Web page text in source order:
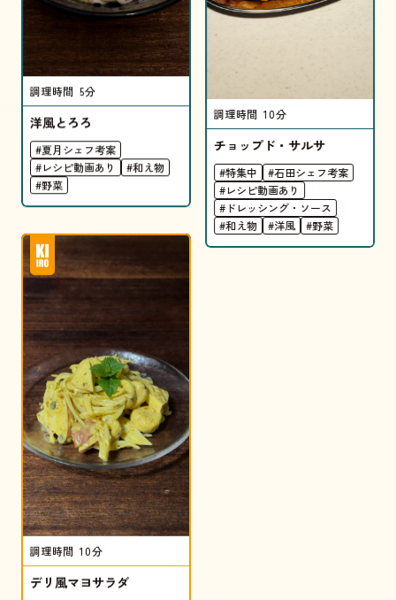
調理時間 5分
洋風とろろ
#夏月シェフ考案
#レシピ動画あり
#和え物
#野菜
調理時間 10分
チョップド・サルサ
#特集中
#石田シェフ考案
#レシピ動画あり
#ドレッシング・ソース
#和え物
#洋風 #野菜
調理時間 10分
デリ風マヨサラダ